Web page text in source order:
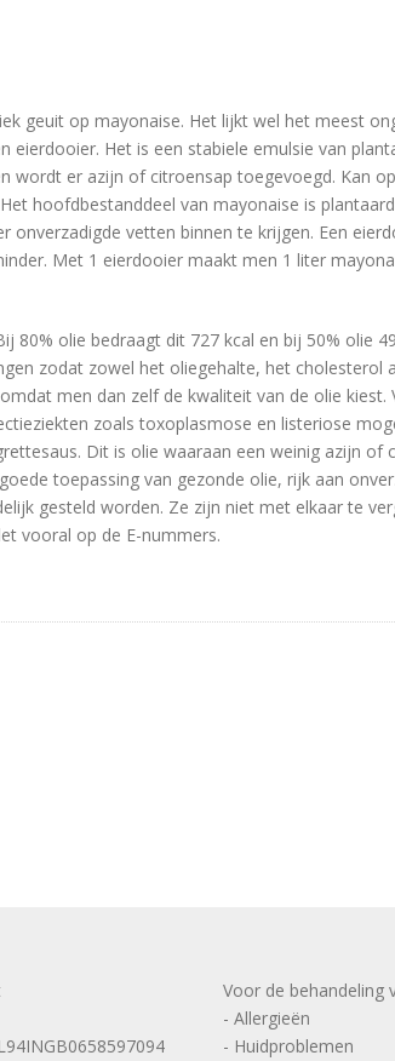
geuit op mayonaise. Het lijkt wel het meest
eierdooier. Het is een stabiele emulsie van
wordt er azijn of citroensap toegevoegd. Kan
hoofdbestanddeel van mayonaise is
onverzadigde vetten binnen te krijgen. Een
Met 1 eierdooier maakt men 1 liter
80% olie bedraagt dit 727 kcal en bij 50% olie
zodat zowel het oliegehalte, het cholesterol
men dan zelf de kwaliteit van de olie
zoals toxoplasmose en listeriose
Dit is olie waaraan een weinig azijn
toepassing van gezonde olie, rijk aan
gesteld worden. Ze zijn niet met elkaar te
vooral op de E-nummers.
Voor de behandeling
- Allergieën
- Huidproblemen